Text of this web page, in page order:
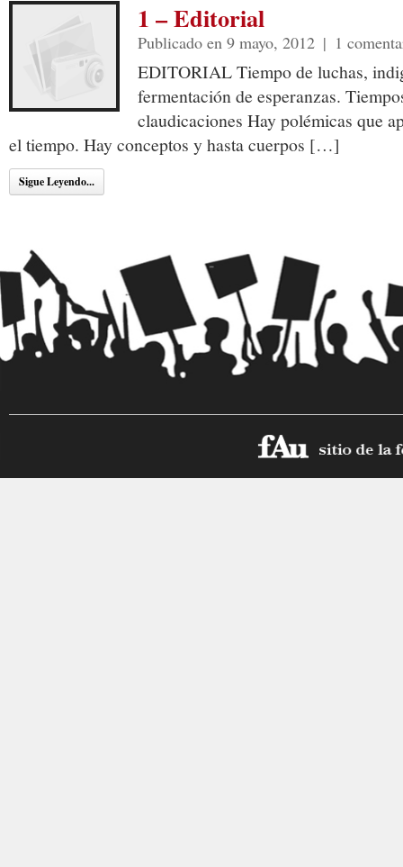
1 – Editorial
Publicado en 9 mayo, 2012 | 1
EDITORIAL Tiempo de luchas,
fermentación de esperanzas.
claudicaciones Hay polémicas que
el tiempo. Hay conceptos y hasta cuerpos […]
Sigue Leyendo...